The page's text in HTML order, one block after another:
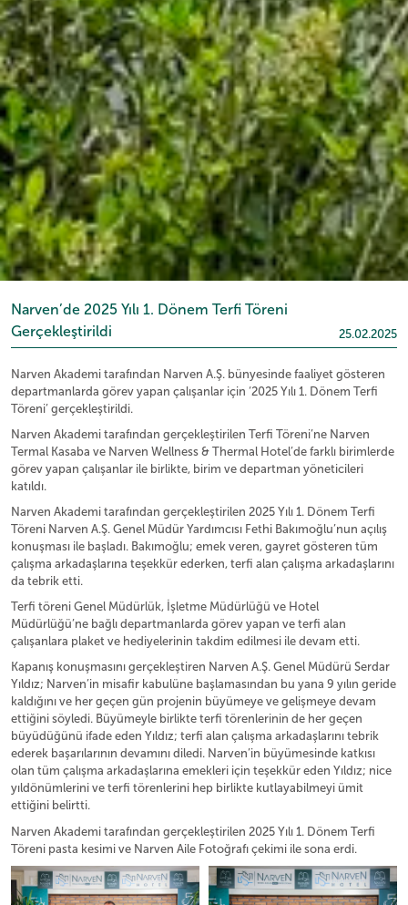
Narven’de 2025 Yılı 1. Dönem Terfi Töreni
Gerçekleştirildi
25.02.2025
Narven Akademi tarafından Narven A.Ş. bünyesinde faaliyet gösteren
departmanlarda görev yapan çalışanlar için ‘2025 Yılı 1. Dönem Terfi
Töreni’ gerçekleştirildi.
Narven Akademi tarafından gerçekleştirilen Terfi Töreni’ne Narven
Termal Kasaba ve Narven Wellness & Thermal Hotel’de farklı birimlerde
görev yapan çalışanlar ile birlikte, birim ve departman yöneticileri
katıldı.
Narven Akademi tarafından gerçekleştirilen 2025 Yılı 1. Dönem Terfi
Töreni Narven A.Ş. Genel Müdür Yardımcısı Fethi Bakımoğlu’nun açılış
konuşması ile başladı. Bakımoğlu; emek veren, gayret gösteren tüm
çalışma arkadaşlarına teşekkür ederken, terfi alan çalışma arkadaşlarını
da tebrik etti.
Terfi töreni Genel Müdürlük, İşletme Müdürlüğü ve Hotel
Müdürlüğü’ne bağlı departmanlarda görev yapan ve terfi alan
çalışanlara plaket ve hediyelerinin takdim edilmesi ile devam etti.
Kapanış konuşmasını gerçekleştiren Narven A.Ş. Genel Müdürü Serdar
Yıldız; Narven’in misafir kabulüne başlamasından bu yana 9 yılın geride
kaldığını ve her geçen gün projenin büyümeye ve gelişmeye devam
ettiğini söyledi. Büyümeyle birlikte terfi törenlerinin de her geçen
büyüdüğünü ifade eden Yıldız; terfi alan çalışma arkadaşlarını tebrik
ederek başarılarının devamını diledi. Narven’in büyümesinde katkısı
olan tüm çalışma arkadaşlarına emekleri için teşekkür eden Yıldız; nice
yıldönümlerini ve terfi törenlerini hep birlikte kutlayabilmeyi ümit
ettiğini belirtti.
Narven Akademi tarafından gerçekleştirilen 2025 Yılı 1. Dönem Terfi
Töreni pasta kesimi ve Narven Aile Fotoğrafı çekimi ile sona erdi.